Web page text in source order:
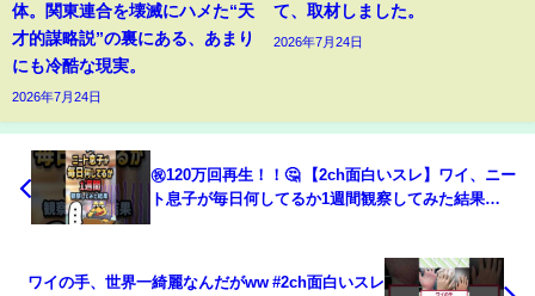
体。関東連合を壊滅にハメた“天
才的謀略説”の裏にある、あまり
にも冷酷な現実。
2026年7月24日
て、取材しました。
2026年7月24日
㊗️120万回再生！！🤔 【2ch面白いスレ】ワイ、ニー
ト息子が毎日何してるか1週間観察してみた結果
ワイの手、世界一綺麗なんだがww #2ch面白いスレ